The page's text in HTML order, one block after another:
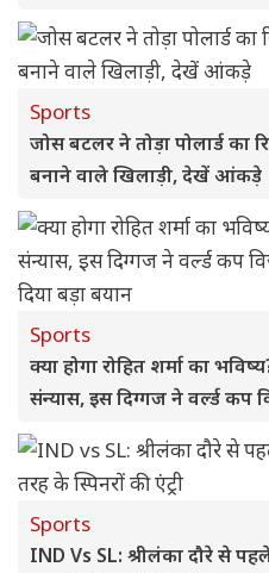
Sports
जोस बटलर ने तोड़ा पोलार्ड का
बनाने वाले खिलाड़ी, देखें आंकड़े
Sports
क्या होगा रोहित शर्मा का
संन्यास, इस दिग्गज ने वर्ल्ड कप
लेकर दिया बड़ा बयान
Sports
IND Vs SL: श्रीलंका दौरे से